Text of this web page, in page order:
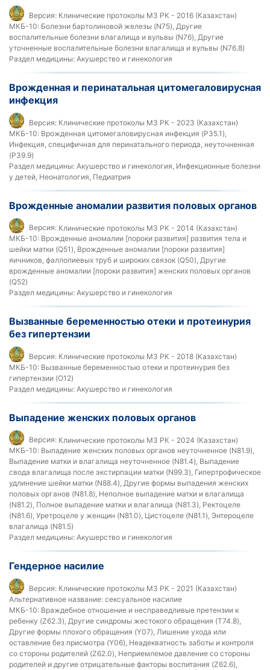
Версия: Клинические протоколы МЗ РК - 2016 (Казахстан)
МКБ-10: Болезни бартолиновой железы (N75), Другие
воспалительные болезни влагалища и вульвы (N76), Другие
уточненные воспалительные болезни влагалища и вульвы (N76.8)
Раздел медицины: Акушерство и гинекология
Врожденная и перинатальная цитомегаловирусная
инфекция
Версия: Клинические протоколы МЗ РК - 2023 (Казахстан)
МКБ-10: Врожденная цитомегаловирусная инфекция (P35.1),
Инфекция, специфичная для перинатального периода, неуточненная
(P39.9)
Раздел медицины: Акушерство и гинекология, Инфекционные болезни
у детей, Неонатология, Педиатрия
Врожденные аномалии развития половых органов
Версия: Клинические протоколы МЗ РК - 2014 (Казахстан)
МКБ-10: Врожденные аномалии [пороки развития] развития тела и
шейки матки (Q51), Врожденные аномалии [пороки развития]
яичников, фаллопиевых труб и широких связок (Q50), Другие
врожденные аномалии [пороки развития] женских половых органов
(Q52)
Раздел медицины: Акушерство и гинекология
Вызванные беременностью отеки и протеинурия
без гипертензии
Версия: Клинические протоколы МЗ РК - 2018 (Казахстан)
МКБ-10: Вызванные беременностью отеки и протеинурия без
гипертензии (O12)
Раздел медицины: Акушерство и гинекология
Выпадение женских половых органов
Версия: Клинические протоколы МЗ РК - 2024 (Казахстан)
МКБ-10: Выпадение женских половых органов неуточненное (N81.9),
Выпадение матки и влагалища неуточненное (N81.4), Выпадение
свода влагалища после экстирпации матки (N99.3), Гипертрофическое
удлинение шейки матки (N88.4), Другие формы выпадения женских
половых органов (N81.8), Неполное выпадение матки и влагалища
(N81.2), Полное выпадение матки и влагалища (N81.3), Ректоцеле
(N81.6), Уретроцеле у женщин (N81.0), Цистоцеле (N81.1), Энтероцеле
влагалища (N81.5)
Раздел медицины: Акушерство и гинекология
Гендерное насилие
Версия: Клинические протоколы МЗ РК - 2021 (Казахстан)
Альтернативное название: сексуальное насилие
МКБ-10: Враждебное отношение и несправедливые претензии к
ребенку (Z62.3), Другие синдромы жестокого обращения (T74.8),
Другие формы плохого обращения (Y07), Лишение ухода или
оставление без присмотра (Y06), Неадекватность заботы и контроля
со стороны родителей (Z62.0), Неприемлемое давление со стороны
родителей и другие отрицательные факторы воспитания (Z62.6),